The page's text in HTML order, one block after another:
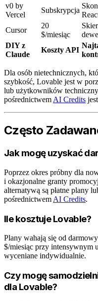
v0 by
Vercel
Subskrypcja
Cursor
20
$/miesiąc
DIY z
Claude
Koszty API
Dla osób nietechnicznych,
szybkość, Lovable jest w
lub użytkowników
pośrednictwem AI Credits
Często
Jak mogę uzyskać
Poprzez okres próbny dla
i okazjonalne granty
alternatywą są płatne plany
pośrednictwem AI Credits.
Ile kosztuje Lovable?
Plany wahają się od
$/miesiąc przy intensywnym
wyceniane indywidualnie.
Czy mogę
dla Lovable?